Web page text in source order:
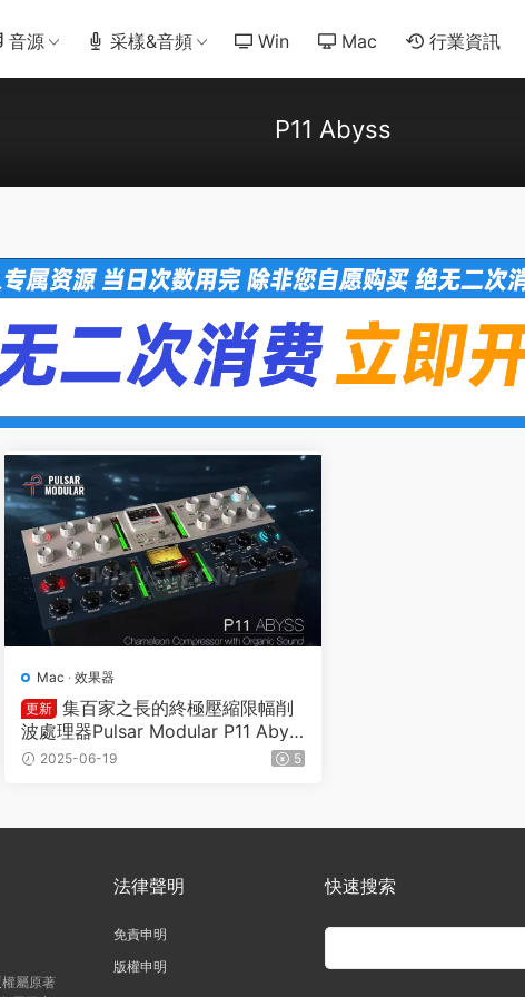
音源 采樣&音頻 Win Mac 行業資訊
P11 Abyss
Mac · 效果器
更新 集百家之長的終極壓縮限幅削
波處理器Pulsar Modular P11 Abys
s v2.2.2 U2B Mac [MORiA]
2025-06-19 5
屬原著
法律聲明
免責申明
版權申明
快速搜索